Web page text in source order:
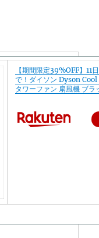
【期間限定39%OFF】11
で！ダイソン Dyson
タワーファン 扇風機 ブラ